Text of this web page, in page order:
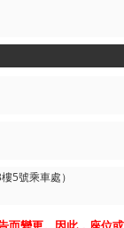
5號乘車處）